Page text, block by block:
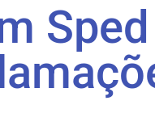
Sped